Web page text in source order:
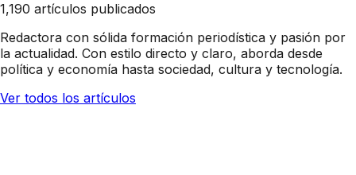
1,190 artículos publicados
Redactora con sólida formación periodística y pasión por
la actualidad. Con estilo directo y claro, aborda desde
política y economía hasta sociedad, cultura y tecnología.
Ver todos los artículos